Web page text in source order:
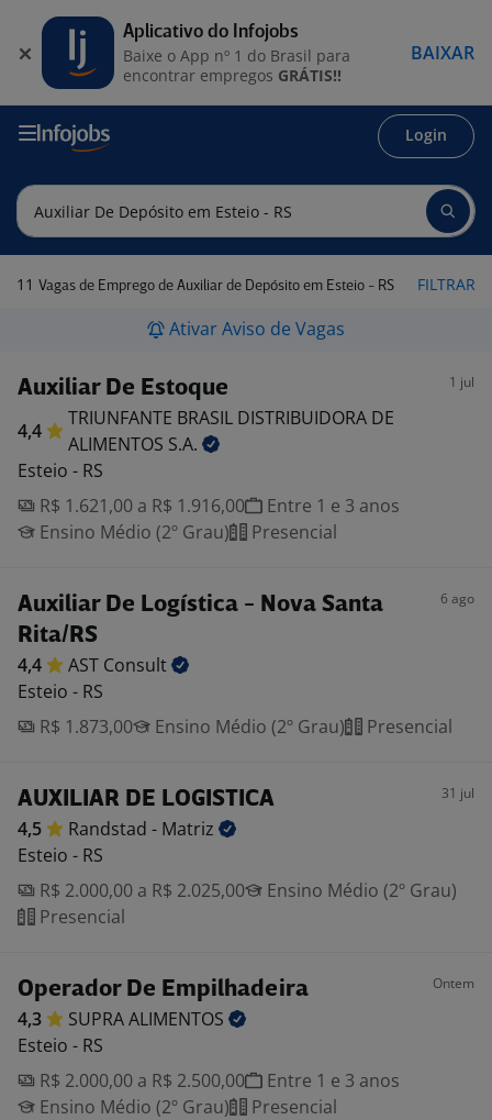
Login
11 Vagas de Emprego de Auxiliar de Depósito em Esteio - RS FILTRAR
Ativar Aviso de Vagas
Auxiliar De Estoque 1 jul
4,4
TRIUNFANTE BRASIL DISTRIBUIDORA DE
ALIMENTOS S.A.
Esteio - RS
R$ 1.621,00 a R$ 1.916,00
Entre 1 e 3 anos
Ensino Médio (2º Grau)
Presencial
Auxiliar De Logística - Nova Santa
Rita/RS
6 ago
4,4 AST Consult
Esteio - RS
R$ 1.873,00
Ensino Médio (2º Grau) Presencial
AUXILIAR DE LOGISTICA 31 jul
4,5 Randstad - Matriz
Esteio - RS
R$ 2.000,00 a R$ 2.025,00
Ensino Médio (2º Grau)
Presencial
Operador De Empilhadeira Ontem
4,3 SUPRAALIMENTOS
Esteio - RS
R$ 2.000,00 a R$ 2.500,00
Entre 1 e 3 anos
Ensino Médio (2º Grau)
Presencial
Aplicativo do Infojobs
Baixe o App nº 1 do Brasil para
encontrar empregos GRÁTIS!!
BAIXAR